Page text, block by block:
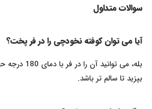
سوالات متداول
آیا می توان کوفته نخودچی را در فر پخت؟
بپزید تا سالم تر باشد.